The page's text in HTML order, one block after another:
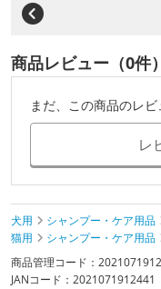
商品レビュー（0件）
まだ、この商品のレビ
レ
犬用 シャンプー・ケア用品
猫用
シャンプー・ケア用品
商品管理コード：
JANコード：2021071912441